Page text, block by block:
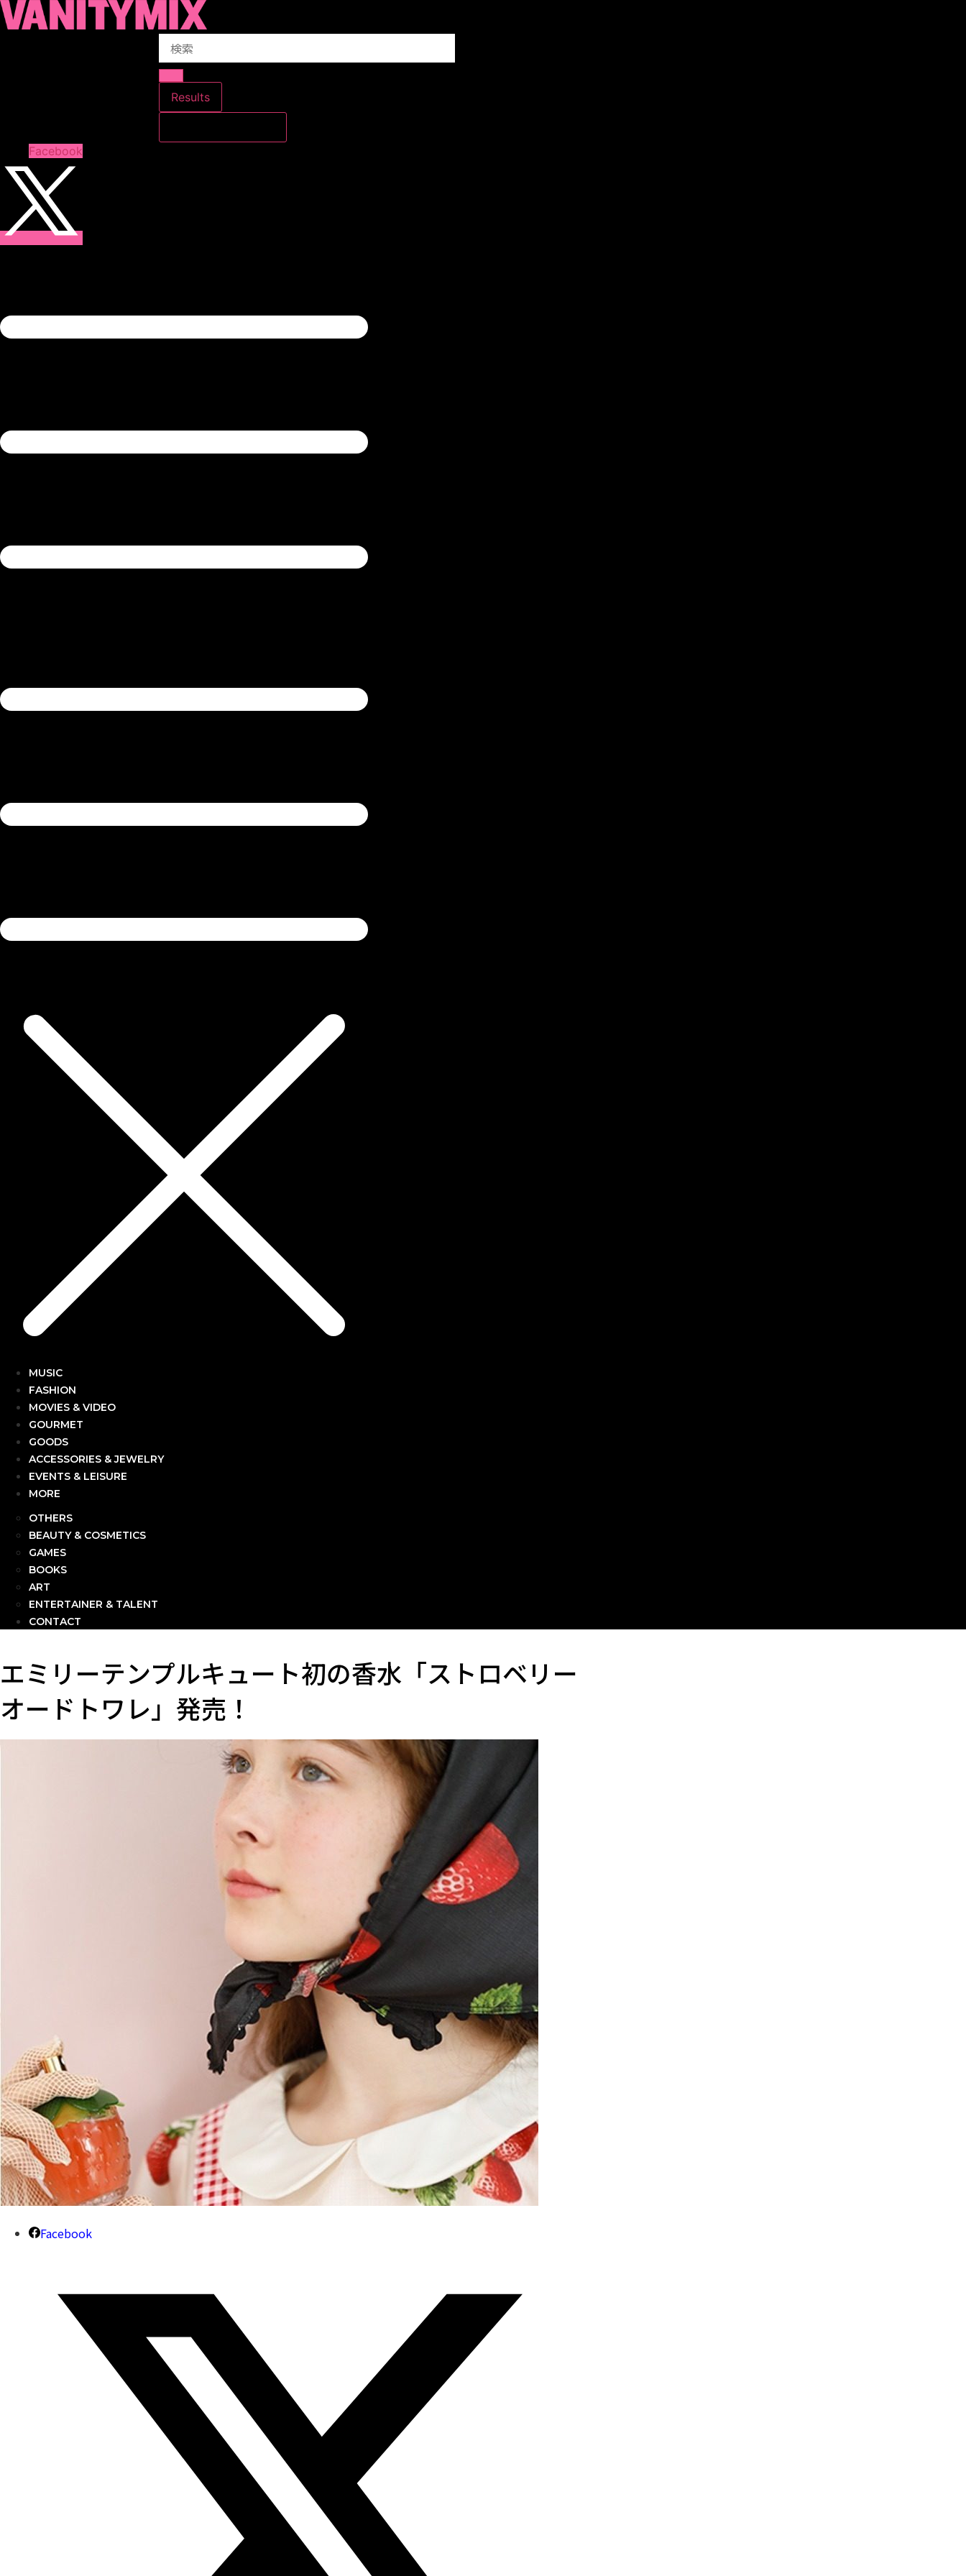
コ
ン
プ
Search
Results
Facebook
MUSIC
FASHION
MOVIES & VIDEO
GOURMET
GOODS
ACCESSORIES & JEWELRY
EVENTS & LEISURE
MORE
OTHERS
BEAUTY & COSMETICS
GAMES
BOOKS
ART
ENTERTAINER & TALENT
CONTACT
エミリーテンプルキュート初の香水「ストロベリー
オードトワレ」発売！
Facebook